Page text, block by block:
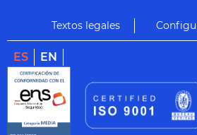
Textos legales
ES EN